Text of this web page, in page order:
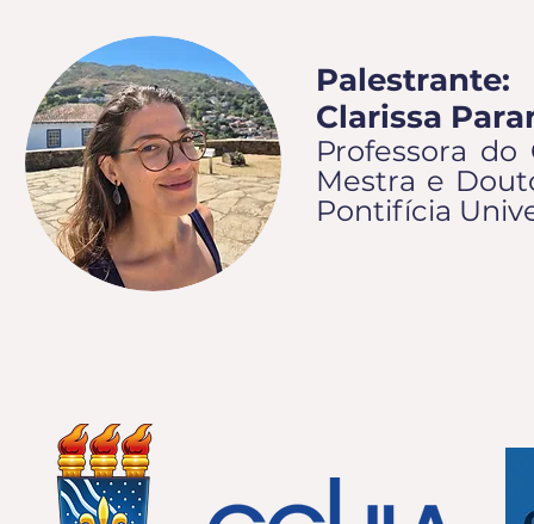
Palestrante:
Clarissa
Professora do
Mestra e
Pontifícia